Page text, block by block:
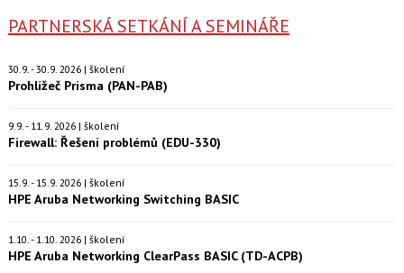
PARTNERSKÁ SETKÁNÍ A SEMINÁŘE
30.9. - 30.9. 2026 | školení
Prohlížeč Prisma (PAN-PAB)
9.9. - 11.9. 2026 | školení
Firewall: Řešení problémů (EDU-330)
15.9. - 15.9. 2026 | školení
HPE Aruba Networking Switching BASIC
1.10. - 1.10. 2026 | školení
HPE Aruba Networking ClearPass BASIC (TD-ACPB)